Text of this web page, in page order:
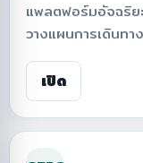
แพลตฟอร์มอัจฉริย
วางแผนการเดินทา
ภายในองค์กร รอ
อนุมัติ การติดตาม
บริหารจัดการรถส่ว
บริการและการปร
เปิด